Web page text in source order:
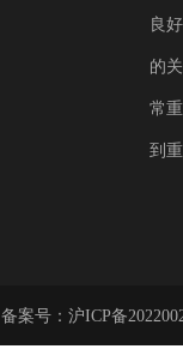
良
的
常
到
案号： 沪ICP备